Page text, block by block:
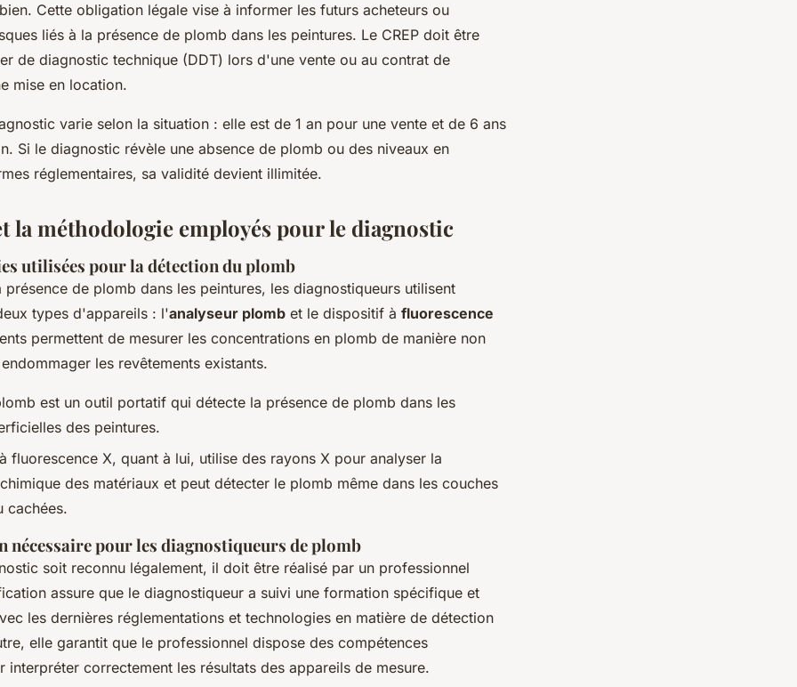
Cette obligation légale vise à informer les futurs acheteurs ou
liés à la présence de plomb dans les peintures. Le CREP doit être
de diagnostic technique (DDT) lors d'une vente ou au contrat de
mise en location.
varie selon la situation : elle est de 1 an pour une vente et de 6 ans
Si le diagnostic révèle une absence de plomb ou des niveaux en
réglementaires, sa validité devient illimitée.
la méthodologie employés pour le diagnostic
utilisées pour la détection du plomb
de plomb dans les peintures, les diagnostiqueurs utilisent
types d'appareils : l'analyseur plomb et le dispositif à fluorescence
permettent de mesurer les concentrations en plomb de manière non
les revêtements existants.
est un outil portatif qui détecte la présence de plomb dans les
des peintures.
fluorescence X, quant à lui, utilise des rayons X pour analyser la
des matériaux et peut détecter le plomb même dans les couches
cachées.
nécessaire pour les diagnostiqueurs de plomb
soit reconnu légalement, il doit être réalisé par un professionnel
assure que le diagnostiqueur a suivi une formation spécifique et
les dernières réglementations et technologies en matière de détection
elle garantit que le professionnel dispose des compétences
interpréter correctement les résultats des appareils de mesure.